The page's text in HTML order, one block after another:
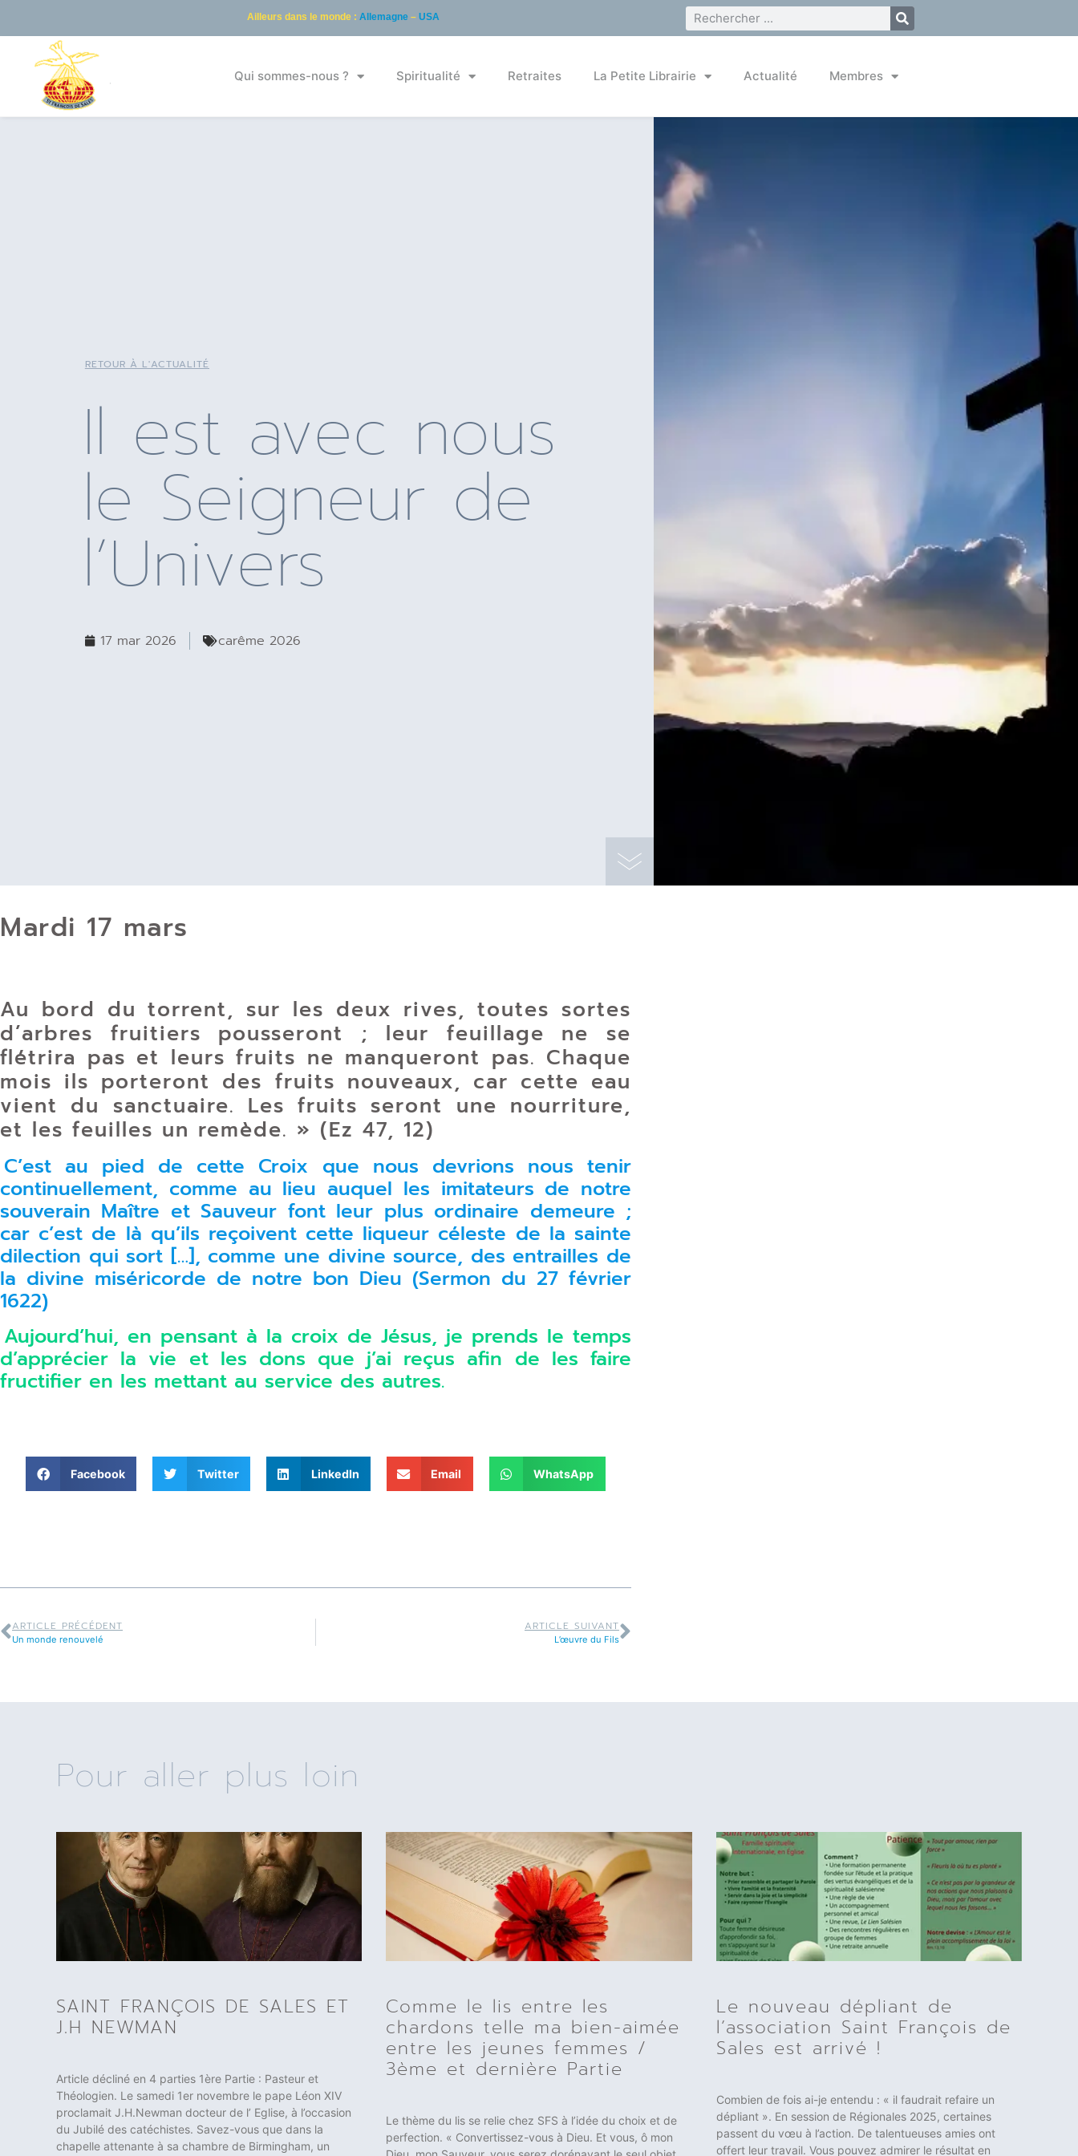
Ailleurs dans le monde : Allemagne– USA
Qui sommes-nous ? Spiritualité Retraites La Petite Librairie Actualité Membres
RETOUR À L'ACTUALITÉ
Il est avec nous
le Seigneur de
l’Univers
17 mar 2026 carême 2026
Mardi 17 mars
Au bord du torrent, sur les deux rives, toutes sortes
d’arbres fruitiers pousseront ; leur feuillage ne se
flétrira pas et leurs fruits ne manqueront pas. Chaque
mois ils porteront des fruits nouveaux, car cette eau
vient du sanctuaire. Les fruits seront une nourriture,
et les feuilles un remède. » (Ez 47, 12)
C’est au pied de cette Croix que nous devrions nous tenir
continuellement, comme au lieu auquel les imitateurs de notre
souverain Maître et Sauveur font leur plus ordinaire demeure ;
car c’est de là qu’ils reçoivent cette liqueur céleste de la sainte
dilection qui sort […], comme une divine source, des entrailles de
la divine miséricorde de notre bon Dieu (Sermon du 27 février
1622)
Aujourd’hui, en pensant à la croix de Jésus, je prends le temps
d’apprécier la vie et les dons que j’ai reçus afin de les faire
fructifier en les mettant au service des autres.
Facebook Twitter LinkedIn Email WhatsApp
ARTICLE PRÉCÉDENT
Un monde renouvelé
ARTICLE SUIVANT
L’œuvre du Fils
Pour aller plus loin
SAINT FRANÇOIS DE SALES ET
J.H NEWMAN
Article décliné en 4 parties 1ère Partie : Pasteur et
Théologien. Le samedi 1er novembre le pape Léon XIV
proclamait J.H.Newman docteur de l’ Eglise, à l’occasion
du Jubilé des catéchistes. Savez-vous que dans la
chapelle attenante à sa chambre de Birmingham, un
Comme le lis entre les
chardons telle ma bien-aimée
entre les jeunes femmes /
3ème et dernière Partie
Le thème du lis se relie chez SFS à l’idée du choix et de
perfection. « Convertissez-vous à Dieu. Et vous, ô mon
Le nouveau dépliant de
l’association Saint François de
Sales est arrivé !
Combien de fois ai-je entendu : « il faudrait refaire un
dépliant ». En session de Régionales 2025, certaines
passent du vœu à l’action. De talentueuses amies ont
offert leur travail. Vous pouvez admirer le résultat en